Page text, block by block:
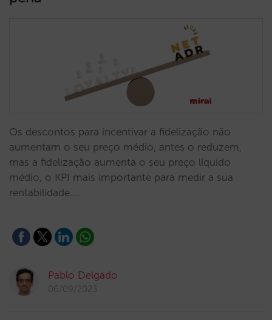
Os descontos para incentivar a fidelização não
aumentam o seu preço médio, antes o reduzem,
mas a fidelização aumenta o seu preço líquido
médio, o KPI mais importante para medir a sua
rentabilidade.…
Pablo Delgado
06/09/2023